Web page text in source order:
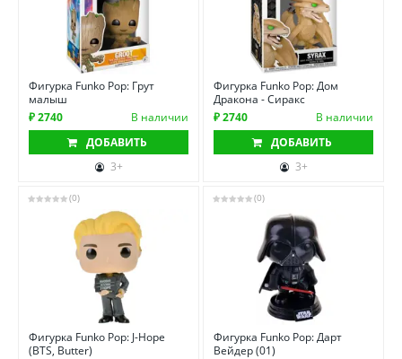
Фигурка Funko Pop: Грут
малыш
₽ 2740
В наличии
ДОБАВИТЬ
3+
Фигурка Funko Pop: Дом
Дракона - Сиракс
₽ 2740
В наличии
ДОБАВИТЬ
3+
(0)
Фигурка Funko Pop: J-Hope
(BTS, Butter)
(0)
Фигурка Funko Pop: Дарт
Вейдер (01)